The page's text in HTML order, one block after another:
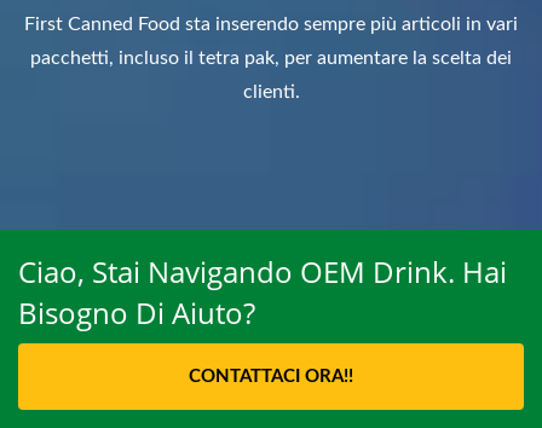
First Canned Food sta inserendo sempre più articoli in vari
pacchetti, incluso il tetra pak, per aumentare la scelta dei
clienti.
Ciao, Stai Navigando OEM Drink. Hai
Bisogno Di Aiuto?
CONTATTACI ORA!!